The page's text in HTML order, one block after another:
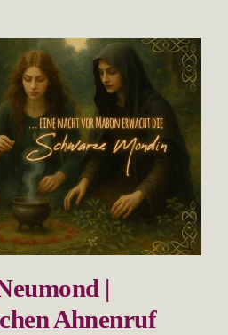
|
Ahnenruf